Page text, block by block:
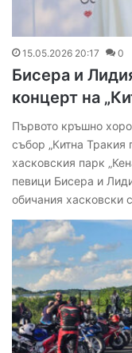
15.05.2026 20:17 0
Бисера и
концерт на
Първото кръшно
събор „Китна Тракия
хасковския парк
певици Бисера и
обичания хасковски